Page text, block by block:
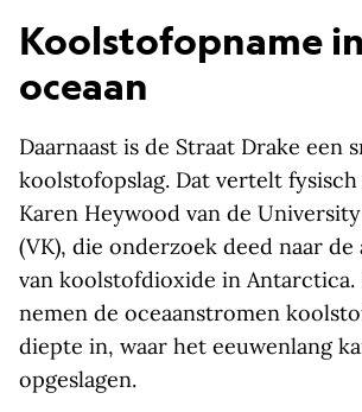
Koolstofopname
oceaan
Daarnaast is de Straat Drake een
koolstofopslag. Dat vertelt
Karen Heywood van de
(VK), die onderzoek deed naar de
van koolstofdioxide in Antarctica.
nemen de oceaanstromen
diepte in, waar het eeuwenlang
opgeslagen.